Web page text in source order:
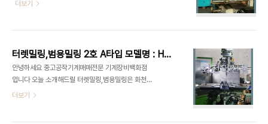
용밀링,남선밀링 - [제품번호 : 864366] - 기본사
공작기계 > 범용밀링 - 제조사 : 남선기공 - 거래가
드립니다 (주)삼성공작기계 취급품목 범용밀링
YAMAGE 모델명 : Y-280 다아라기계장터 에서도
확인을 하실 수 있습니다 - 제품명 : [중고기계] 범용
밀링,YAMAGE - [제품번호 : 843305] - 기본사
양 : Y-280 - 모델명 : Y-280 - 제품분류 : 공작기
국 - 제품상태 : 중고 범용밀링 YAMAGE 모델명 :
더보기
터렛밀링,범용밀링 2호 A타입 모델명 : HMT-1100 소개합니다
안녕하세요 중고공작기계매매전문 기계장비백화점
입니다 오늘 소개해드릴 터렛밀링,범용밀링은 화천
기계에서 2008년에 제작한 터렛밀링,범용밀링 2호
더보기